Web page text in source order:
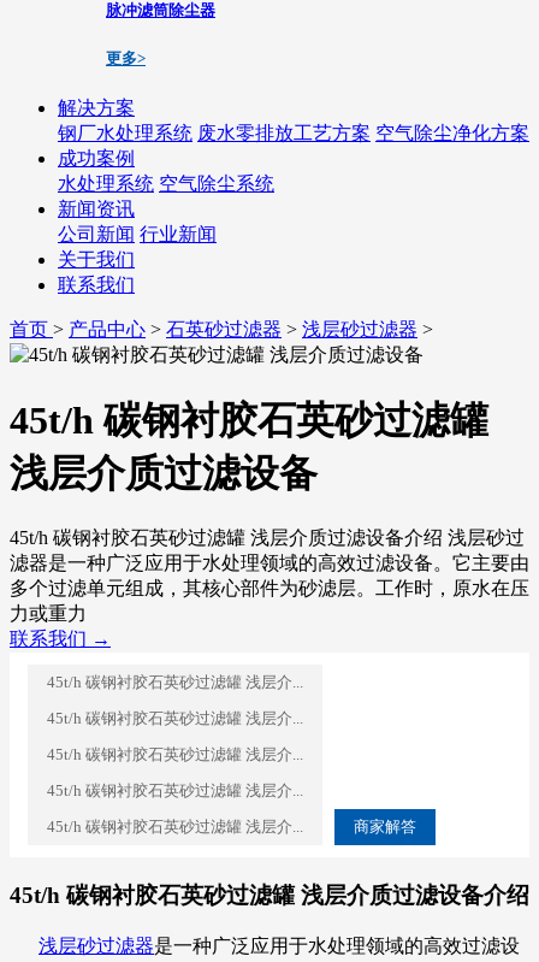
脉冲滤筒除尘器
更多>
解决方案
钢厂水处理系统 废水零排放工艺方案 空气除尘净化方案
成功案例
水处理系统 空气除尘系统
新闻资讯
公司新闻 行业新闻
关于我们
联系我们
首页 > 产品中心 > 石英砂过滤器 > 浅层砂过滤器 >
45t/h 碳钢衬胶石英砂过滤罐
浅层介质过滤设备
45t/h 碳钢衬胶石英砂过滤罐 浅层介质过滤设备介绍 浅层砂过
滤器是一种广泛应用于水处理领域的高效过滤设备。它主要由
多个过滤单元组成，其核心部件为砂滤层。工作时，原水在压
力或重力
联系我们 →
45t/h 碳钢衬胶石英砂过滤罐 浅层介...
45t/h 碳钢衬胶石英砂过滤罐 浅层介...
45t/h 碳钢衬胶石英砂过滤罐 浅层介...
45t/h 碳钢衬胶石英砂过滤罐 浅层介...
45t/h 碳钢衬胶石英砂过滤罐 浅层介...
商家解答
45t/h 碳钢衬胶石英砂过滤罐 浅层介质过滤设备介绍
浅层砂过滤器是一种广泛应用于水处理领域的高效过滤设